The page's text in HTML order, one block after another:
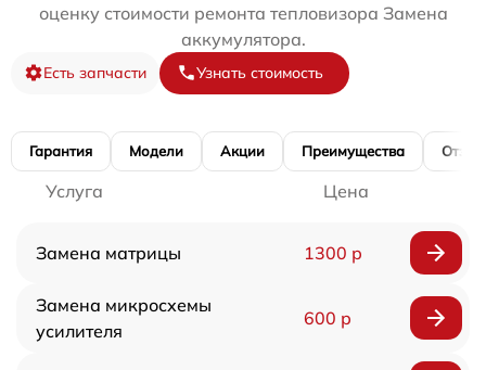
оценку стоимости ремонта тепловизора Замена
аккумулятора.
Есть запчасти Узнать стоимость
Гарантия Модели Акции Преимущества
Услуга Цена
Замена матрицы 1300 р
Замена микросхемы
усилителя
600 р